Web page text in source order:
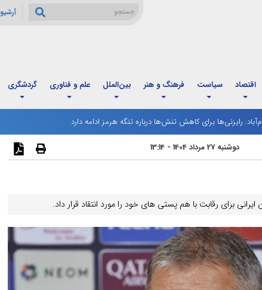
آرشیو
اقتصاد سیاست فرهنگ و هنر بین‌الملل علم و فناوری گردشگری
رایزنی‌ها برای کاهش تنش‌ها درباره تنگه هرمز ادامه دارد
کالابرگ مردادماه آغاز شد؛ زمان‌بندی جدید و تغییر فاصله واریز اعتبار خانوارها
دوشنبه 27 مرداد 1404 - 13:14
ایرانی برای رقابت با هم پستی های خود را مورد انتقاد قرار داد.